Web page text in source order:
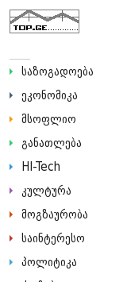
საზოგადოება
ეკონომიკა
მსოფლიო
განათლება
HI-Tech
კულტურა
მოგზაურობა
საინტერესო
პოლიტიკა